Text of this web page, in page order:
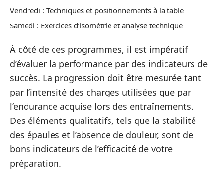
Vendredi : Techniques et positionnements à la table
Samedi : Exercices d’isométrie et analyse technique
À côté de ces programmes, il est impératif
d’évaluer la performance par des indicateurs de
succès. La progression doit être mesurée tant
par l’intensité des charges utilisées que par
l’endurance acquise lors des entraînements.
Des éléments qualitatifs, tels que la stabilité
des épaules et l’absence de douleur, sont de
bons indicateurs de l’efficacité de votre
préparation.